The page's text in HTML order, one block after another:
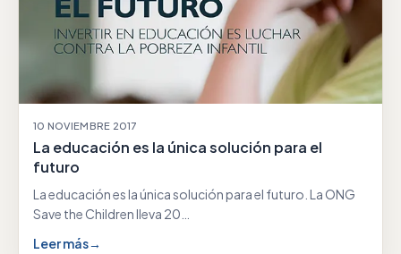
10 NOVIEMBRE 2017
La educación es la única solución para el
futuro
La educación es la única solución para el futuro. La ONG
Save the Children lleva 20…
Leer más→